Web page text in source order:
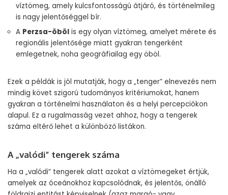
víztömeg, amely kulcsfontosságú átjáró, és történelmileg
is nagy jelentőséggel bír.
A Perzsa-öböl is egy olyan víztömeg, amelyet mérete és
regionális jelentősége miatt gyakran tengerként
emlegetnek, noha geográfiailag egy öböl.
Ezek a példák is jól mutatják, hogy a „tenger” elnevezés nem
mindig követ szigorú tudományos kritériumokat, hanem
gyakran a történelmi használaton és a helyi percepciókon
alapul. Ez a rugalmasság vezet ahhoz, hogy a tengerek
száma eltérő lehet a különböző listákon.
A „valódi” tengerek száma
Ha a „valódi” tengerek alatt azokat a víztömegeket értjük,
amelyek az óceánokhoz kapcsolódnak, és jelentős, önálló